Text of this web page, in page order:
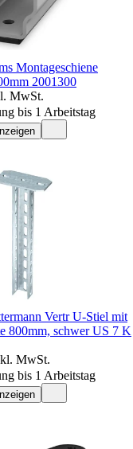
Montageschiene
2001300
MwSt.
bis 1 Arbeitstag
Vertr U-Stiel mit
800mm, schwer US 7 K
MwSt.
bis 1 Arbeitstag